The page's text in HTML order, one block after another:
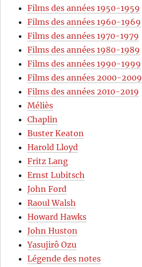
Films des années 1950-1959
Films des années 1960-1969
Films des années 1970-1979
Films des années 1980-1989
Films des années 1990-1999
Films des années 2000-2009
Films des années 2010-2019
Méliès
Chaplin
Buster Keaton
Harold Lloyd
Fritz Lang
Ernst Lubitsch
John Ford
Raoul Walsh
Howard Hawks
John Huston
Yasujirô Ozu
Légende des notes